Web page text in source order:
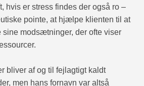
hvis er stress findes der også ro –
pointe, at hjælpe klienten til at
sine modsætninger, der ofte viser
bliver af og til fejlagtigt kaldt
men hans fornavn var altså